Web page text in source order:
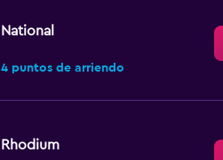
National
4 puntos de arriendo
Rhodium